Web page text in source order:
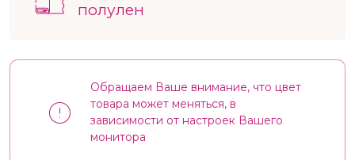
полулен
Обращаем Ваше внимание, что цвет
товара может меняться, в
зависимости от настроек Вашего
монитора